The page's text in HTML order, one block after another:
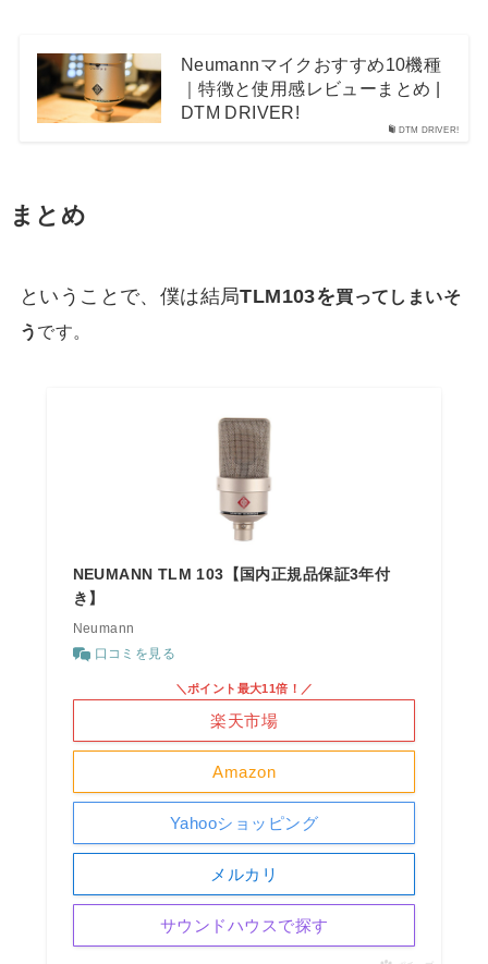
DTM DRIVER!
Neumannマイクおすすめ10機種
｜特徴と使用感レビューまとめ |
DTM DRIVER!
まとめ
ということで、僕は結局TLM103を買ってしまいそ
う です。
NEUMANN TLM 103【国内正規品保証3年付
き】
Neumann
口コミを見る
Amazon
＼ポイント最大11倍！／
楽天市場
Yahooショッピング
メルカリ
サウンドハウスで探す